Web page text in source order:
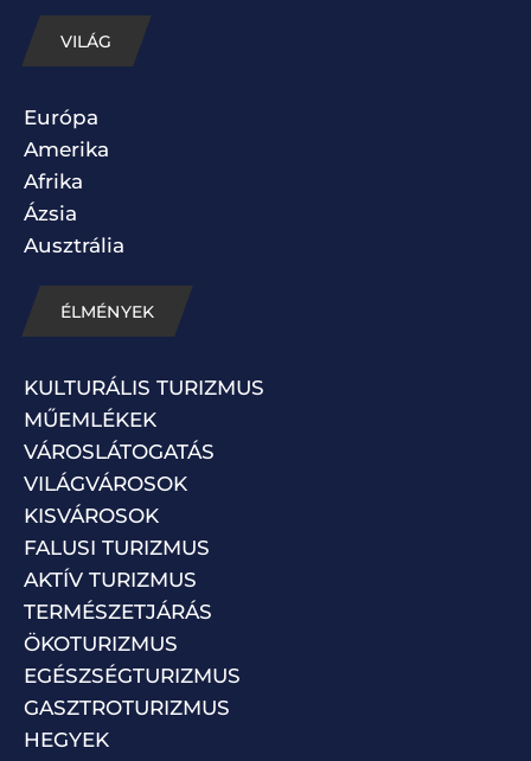
VILÁG
Európa
Amerika
Afrika
Ázsia
Ausztrália
ÉLMÉNYEK
KULTURÁLIS TURIZMUS
MŰEMLÉKEK
VÁROSLÁTOGATÁS
VILÁGVÁROSOK
KISVÁROSOK
FALUSI TURIZMUS
AKTÍV TURIZMUS
TERMÉSZETJÁRÁS
ÖKOTURIZMUS
EGÉSZSÉGTURIZMUS
GASZTROTURIZMUS
HEGYEK